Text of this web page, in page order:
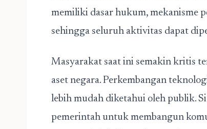
memiliki dasar hukum, mekanisme
sehingga seluruh aktivitas dapat
Masyarakat saat ini semakin kritis
aset negara. Perkembangan
lebih mudah diketahui oleh publik.
pemerintah untuk membangun